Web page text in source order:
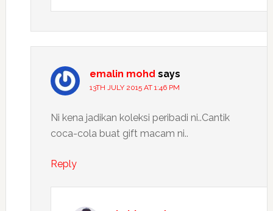
emalin mohd says
13TH JULY 2015 AT 1:46 PM
Ni kena jadikan koleksi peribadi ni..Cantik
coca-cola buat gift macam ni..
Reply